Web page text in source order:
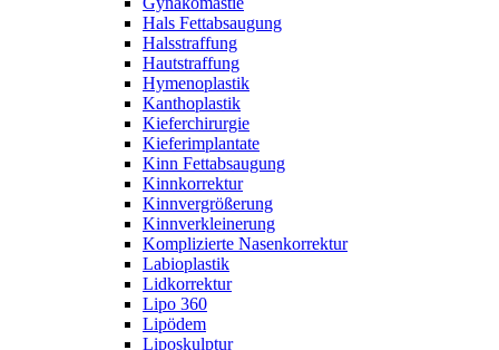
Hals Fettabsaugung
Halsstraffung
Hautstraffung
Hymenoplastik
Kanthoplastik
Kieferchirurgie
Kieferimplantate
Kinn Fettabsaugung
Kinnkorrektur
Kinnvergrößerung
Kinnverkleinerung
Komplizierte Nasenkorrektur
Labioplastik
Lidkorrektur
Lipo 360
Lipödem
Liposkulptur